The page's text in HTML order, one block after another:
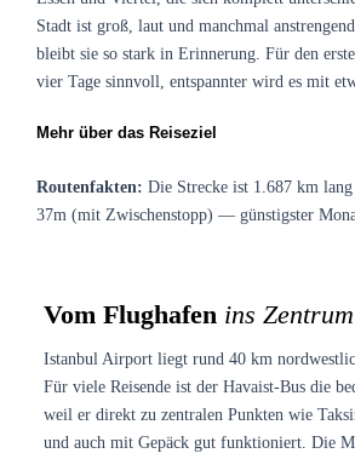
Stadt ist groß, laut und manchmal
bleibt sie so stark in Erinnerung. Für den
vier Tage sinnvoll, entspannter wird es mit
Mehr über das Reiseziel
Routenfakten: Die Strecke ist 1.687 km
37m (mit Zwischenstopp) — günstigster
Vom Flughafen ins Zentrum
Istanbul Airport liegt rund 40 km
Für viele Reisende ist der Havaist-Bus die
weil er direkt zu zentralen Punkten wie
und auch mit Gepäck gut funktioniert. Die